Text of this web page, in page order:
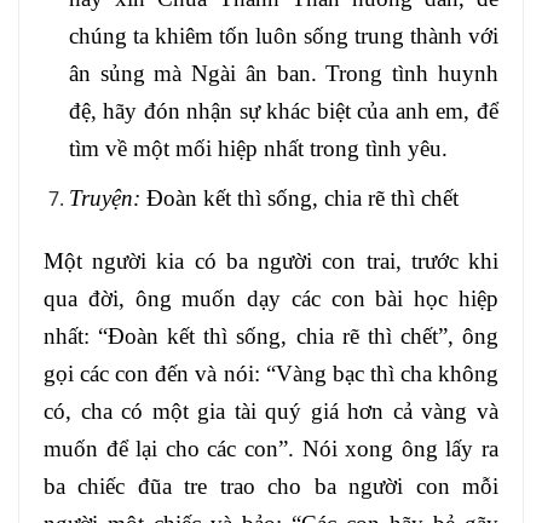
chúng ta khiêm tốn luôn sống trung thành với
ân sủng mà Ngài ân ban. Trong tình huynh
đệ, hãy đón nhận sự khác biệt của anh em, để
tìm về một mối hiệp nhất trong tình yêu.
Truyện: Đoàn kết thì sống, chia rẽ thì chết
Một người kia có ba người con trai, trước khi
qua đời, ông muốn dạy các con bài học hiệp
nhất: “Đoàn kết thì sống, chia rẽ thì chết”, ông
gọi các con đến và nói: “Vàng bạc thì cha không
có, cha có một gia tài quý giá hơn cả vàng và
muốn để lại cho các con”. Nói xong ông lấy ra
ba chiếc đũa tre trao cho ba người con mỗi